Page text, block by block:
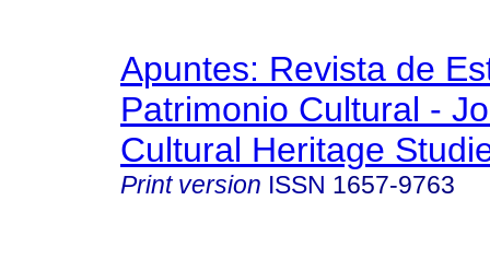
Apuntes: Revista de
Patrimonio Cultural -
Cultural Heritage
Print version ISSN 1657-9763